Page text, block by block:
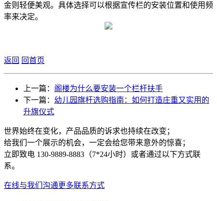
金则轻便美观。具体选择可以根据宣传栏的安装位置和使用频
率来决定。
返回 回首页
上一篇： 阁楼为什么要安装一个栏杆扶手
下一篇： 幼儿园旗杆选购指南：如何打造庄重又实用的
升旗仪式
世界始终在变化，产品品质的诉求也持续在改变；
给我们一个展示的机会，一定会给您带来意外的惊喜；
立即致电 130-9889-8883（7*24小时）或者通过以下方式联
系。
在线与我们沟通更多联系方式